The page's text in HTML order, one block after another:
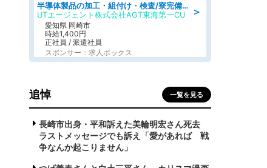
＞
半導体製品の加工・組付け・検査/寮完備/日勤/日払い/工場・製造
UTエージェント株式会社AGT東海第一CU
愛知県 岡崎市
時給1,400円
正社員 / 派遣社員
スポンサー：求人ボックス
追悼 一覧を見る
長崎市出身・平和訴えた美輪明宏さん死去
ラストメッセージでも訴え「愛があれば 戦
争なんか起こりません」